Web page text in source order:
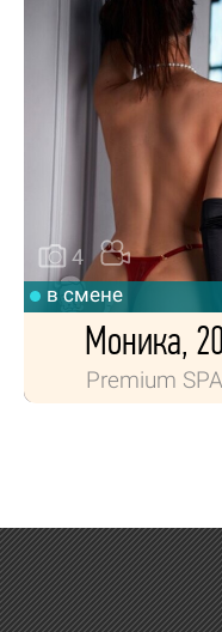
в смене
Моника, 20
Premium SPA
4